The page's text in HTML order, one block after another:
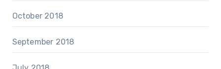
October 2018
September 2018